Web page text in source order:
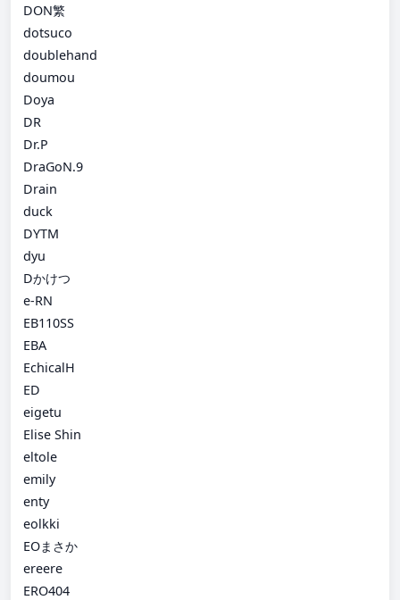
DON繁
dotsuco
doublehand
doumou
Doya
DR
Dr.P
DraGoN.9
Drain
duck
DYTM
dyu
Dかけつ
e-RN
EB110SS
EBA
EchicalH
ED
eigetu
Elise Shin
eltole
emily
enty
eolkki
EOまさか
ereere
ERO404